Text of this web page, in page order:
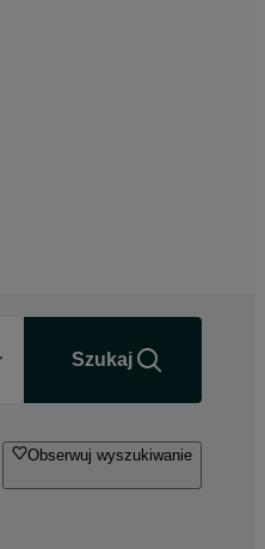
Szukaj
Obserwuj wyszukiwanie